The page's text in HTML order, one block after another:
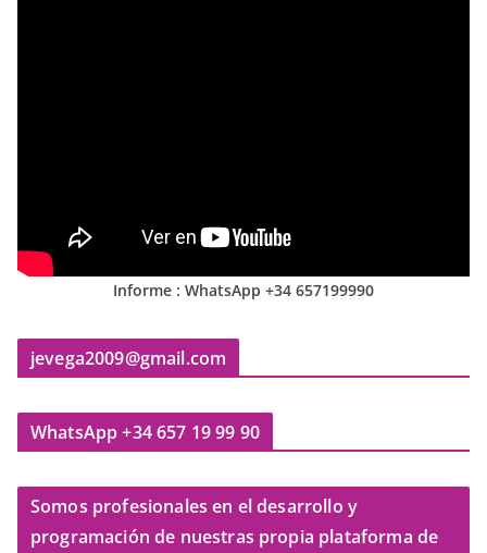
Informe : WhatsApp +34 657199990
jevega2009@gmail.com
WhatsApp +34 657 19 99 90
Somos profesionales en el desarrollo y
programación de nuestras propia plataforma de